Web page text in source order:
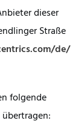
dieser
Straße
de/
folgende